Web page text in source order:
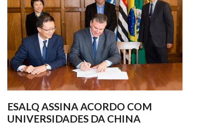
ESALQ ASSINA ACORDO COM
UNIVERSIDADES DA CHINA